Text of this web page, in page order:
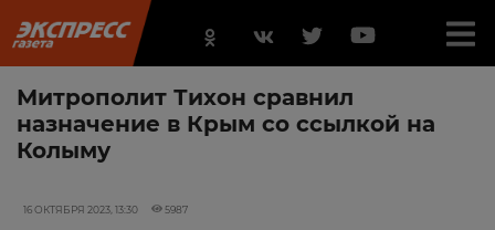
Митрополит Тихон сравнил
назначение в Крым со ссылкой на
Колыму
16 ОКТЯБРЯ 2023, 13:30 5987